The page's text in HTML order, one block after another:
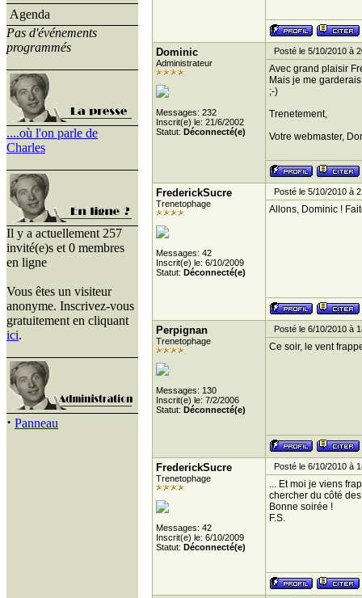
Agenda
Pas d'événements
programmés
....où l'on parle de
Charles
Il y a actuellement 257
invité(e)s et 0 membres
en ligne
Vous êtes un visiteur
anonyme. Inscrivez-vous
gratuitement en cliquant
ici.
· Panneau
Dominic
Administrateur
Messages: 232
Inscrit(e) le: 21/6/2002
Statut: Déconnecté(e)
Posté le 5/10/2010 à
Avec grand plaisir
Mais je me
;-)
Trenetement,
Votre webmaster,
FrederickSucre
Trenetophage
Messages: 42
Inscrit(e) le: 6/10/2009
Statut: Déconnecté(e)
Posté le 5/10/2010 à
Allons, Dominic !
Perpignan
Trenetophage
Messages: 130
Inscrit(e) le: 7/2/2006
Statut: Déconnecté(e)
Posté le 6/10/2010 à
Ce soir, le vent
FrederickSucre
Trenetophage
Messages: 42
Inscrit(e) le: 6/10/2009
Statut: Déconnecté(e)
Posté le 6/10/2010 à
... Et moi je viens
chercher du côté
Bonne soirée !
F.S.